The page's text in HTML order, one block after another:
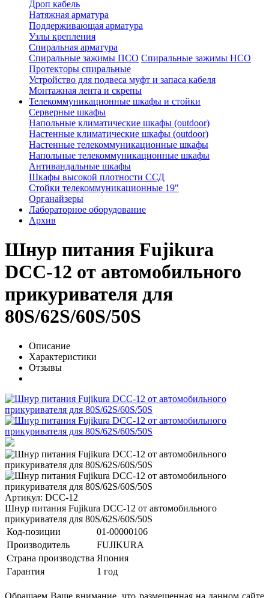
Дроп кабель
Натяжная арматура
Поддерживающая арматура
Узлы крепления
Спиральная арматура
Спиральные зажимы ПСО Спиральные зажимы НСО
Протекторы спиральные
Устройство для подвеса муфт и запаса кабеля
Монтажная лента и скрепы
Телекоммуникационные шкафы и стойки
Серверные шкафы
Напольные климатические шкафы (outdoor)
Настенные климатические шкафы (outdoor)
Настенные телекоммуникационные шкафы
Напольные телекоммуникационные шкафы
Антивандальные шкафы
Шкафы высокой плотности ССД
Стойки телекоммуникационные 19"
Органайзеры
Лабораторное оборудование
Архив
Шнур питания Fujikura
DCC-12 от автомобильного
прикуривателя для
80S/62S/60S/50S
Описание
Характеристики
Отзывы
Артикул: DCC-12
Шнур питания Fujikura DCC-12 от автомобильного
прикуривателя для 80S/62S/60S/50S
Код-позиции
01-00000106
Производитель
FUJIKURA
Страна производства Япония
Гарантия
1 год
Обращаем Ваше внимание, что размещенная на данном сайте